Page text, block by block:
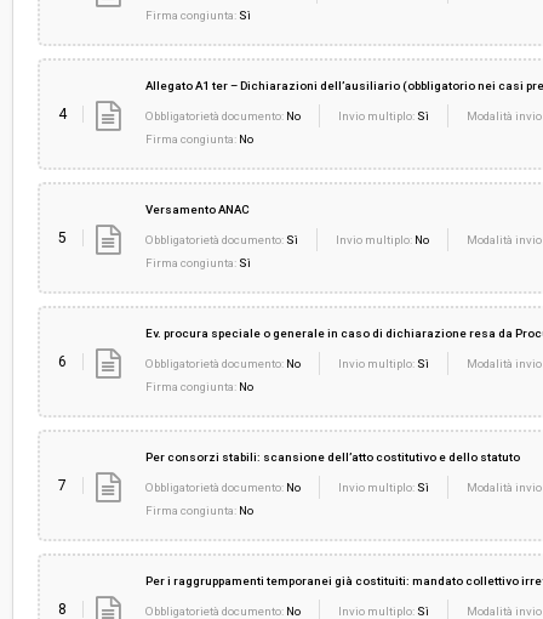
Firma congiunta: Sì
4
Allegato A1 ter – Dichiarazioni dell’ausiliario (obbligatorio nei casi
Obbligatorietà documento: No Invio multiplo: Sì
Modalità
Firma congiunta: No
5
Versamento ANAC
Obbligatorietà documento: Sì Invio multiplo: No
Modalità
Firma congiunta: Sì
6
Ev. procura speciale o generale in caso di dichiarazione resa da
Obbligatorietà documento: No Invio multiplo: Sì
Modalità
Firma congiunta: No
7
Per consorzi stabili: scansione dell’atto costitutivo e dello statuto
Obbligatorietà documento: No Invio multiplo: Sì
Modalità
Firma congiunta: No
8
Per i raggruppamenti temporanei già costituiti: mandato collettivo
Obbligatorietà documento: No Invio multiplo: Sì
Modalità